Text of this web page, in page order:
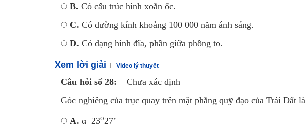
B. Có cấu trúc hình xoắn ốc.
C. Có đường kính khoảng 100 000 năm ánh sáng.
D. Có dạng hình đĩa, phần giữa phồng to.
Xem lời giải Video lý thuyết
Câu hỏi số 28:
Chưa xác định
Góc nghiêng của trục quay trên mặt phẳng quỹ đạo của Trái Đất là
A. α=23o27’